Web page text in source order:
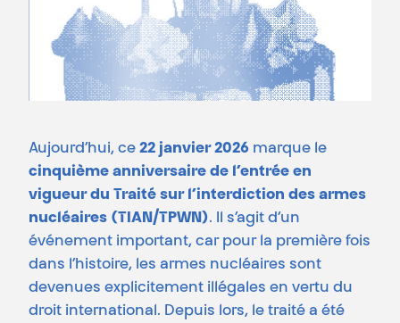
Aujourd’hui, ce 22 janvier 2026 marque le
cinquième anniversaire de l’entrée en
vigueur du Traité sur l’interdiction des armes
nucléaires (TIAN/TPWN). Il s’agit d’un
événement important, car pour la première fois
dans l’histoire, les armes nucléaires sont
devenues explicitement illégales en vertu du
droit international. Depuis lors, le traité a été